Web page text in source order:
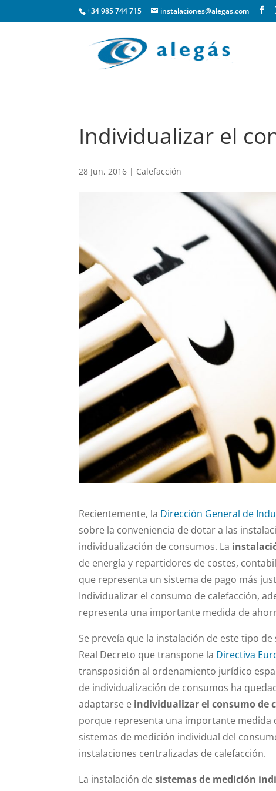
+34 985 744 715 instalaciones@alegas.com
Individualizar el
28 Jun, 2016 | Calefacción
Recientemente, la Dirección General de
sobre la conveniencia de dotar a las
individualización de consumos. La
de energía y repartidores de costes,
que representa un sistema de pago más
Individualizar el consumo de calefacción,
representa una importante medida de
Se preveía que la instalación de este tipo
Real Decreto que transpone la Directiva
transposición al ordenamiento jurídico
de individualización de consumos ha
adaptarse e individualizar el consumo de
porque representa una importante medida
sistemas de medición individual del
instalaciones centralizadas de calefacción.
La instalación desistemas de medición